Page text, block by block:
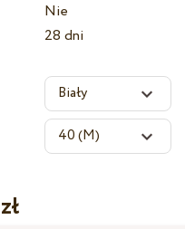
Nie
28 dni
zł